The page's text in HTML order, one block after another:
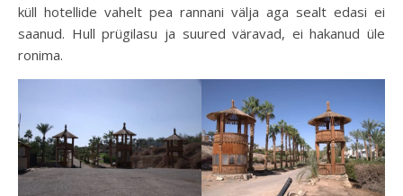
küll hotellide vahelt pea rannani välja aga sealt edasi ei
saanud. Hull prügilasu ja suured väravad, ei hakanud üle
ronima.